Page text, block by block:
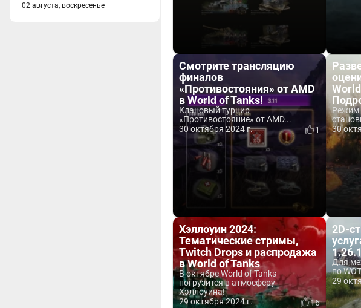
02 августа, воскресенье
Смотрите трансляцию
финалов
«Противостояния» от AMD
в World of Tanks!
Клановый турнир
«Противостояние» от AMD...
30 октября 2024 г.
1
Режим
30
Хэллоуин 2024:
Тематические стримы,
Twitch Drops и распродажа
в World of Tanks
В октябре World of Tanks
погрузится в атмосферу
Хэллоуина!
29 октября 2024 г.
16
2D-
Для
по
29